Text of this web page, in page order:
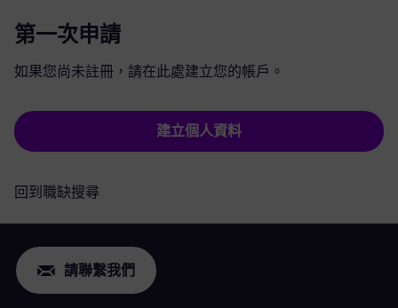
第一次申請
如果您尚未註冊，請在此處建立您的帳戶。
建立個人資料
回到職缺搜尋
請聯繫我們